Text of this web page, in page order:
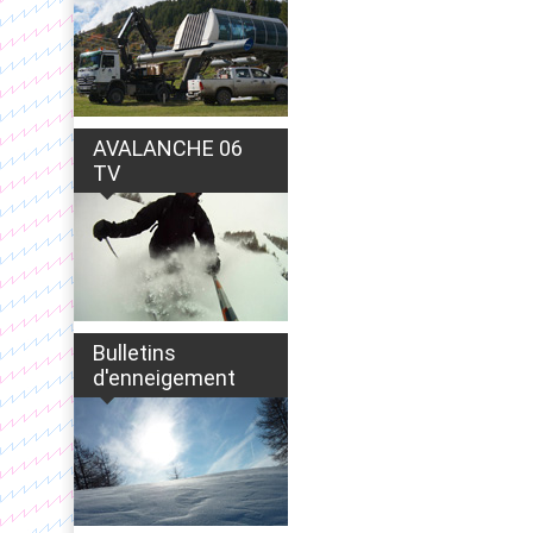
AVALANCHE 06
TV
Bulletins
d'enneigement